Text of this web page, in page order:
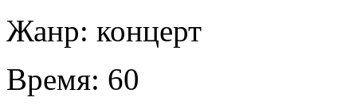
Жанр: концерт
Время: 60